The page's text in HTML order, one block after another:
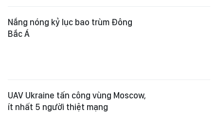
Nắng nóng kỷ lục bao trùm Đông
Bắc Á
UAV Ukraine tấn công vùng Moscow,
ít nhất 5 người thiệt mạng